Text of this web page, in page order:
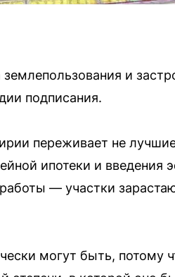
и
подписания.
переживает не
ипотеки и введения
— участки
могут быть, потому